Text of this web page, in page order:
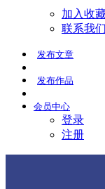
加入收
联系我们
发布文章
发布作品
会员中心
登录
注册